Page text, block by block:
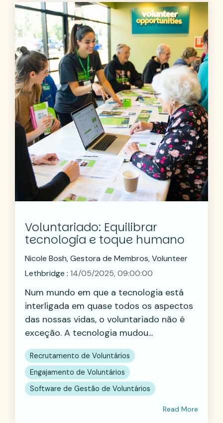
Voluntariado: Equilibrar
tecnologia e toque humano
Nicole Bosh, Gestora de Membros, Volunteer
Lethbridge : 14/05/2025, 09:00:00
Num mundo em que a tecnologia está
interligada em quase todos os aspectos
das nossas vidas, o voluntariado não é
exceção. A tecnologia mudou...
Recrutamento de Voluntários
Engajamento de Voluntários
Software de Gestão de Voluntários
Read More